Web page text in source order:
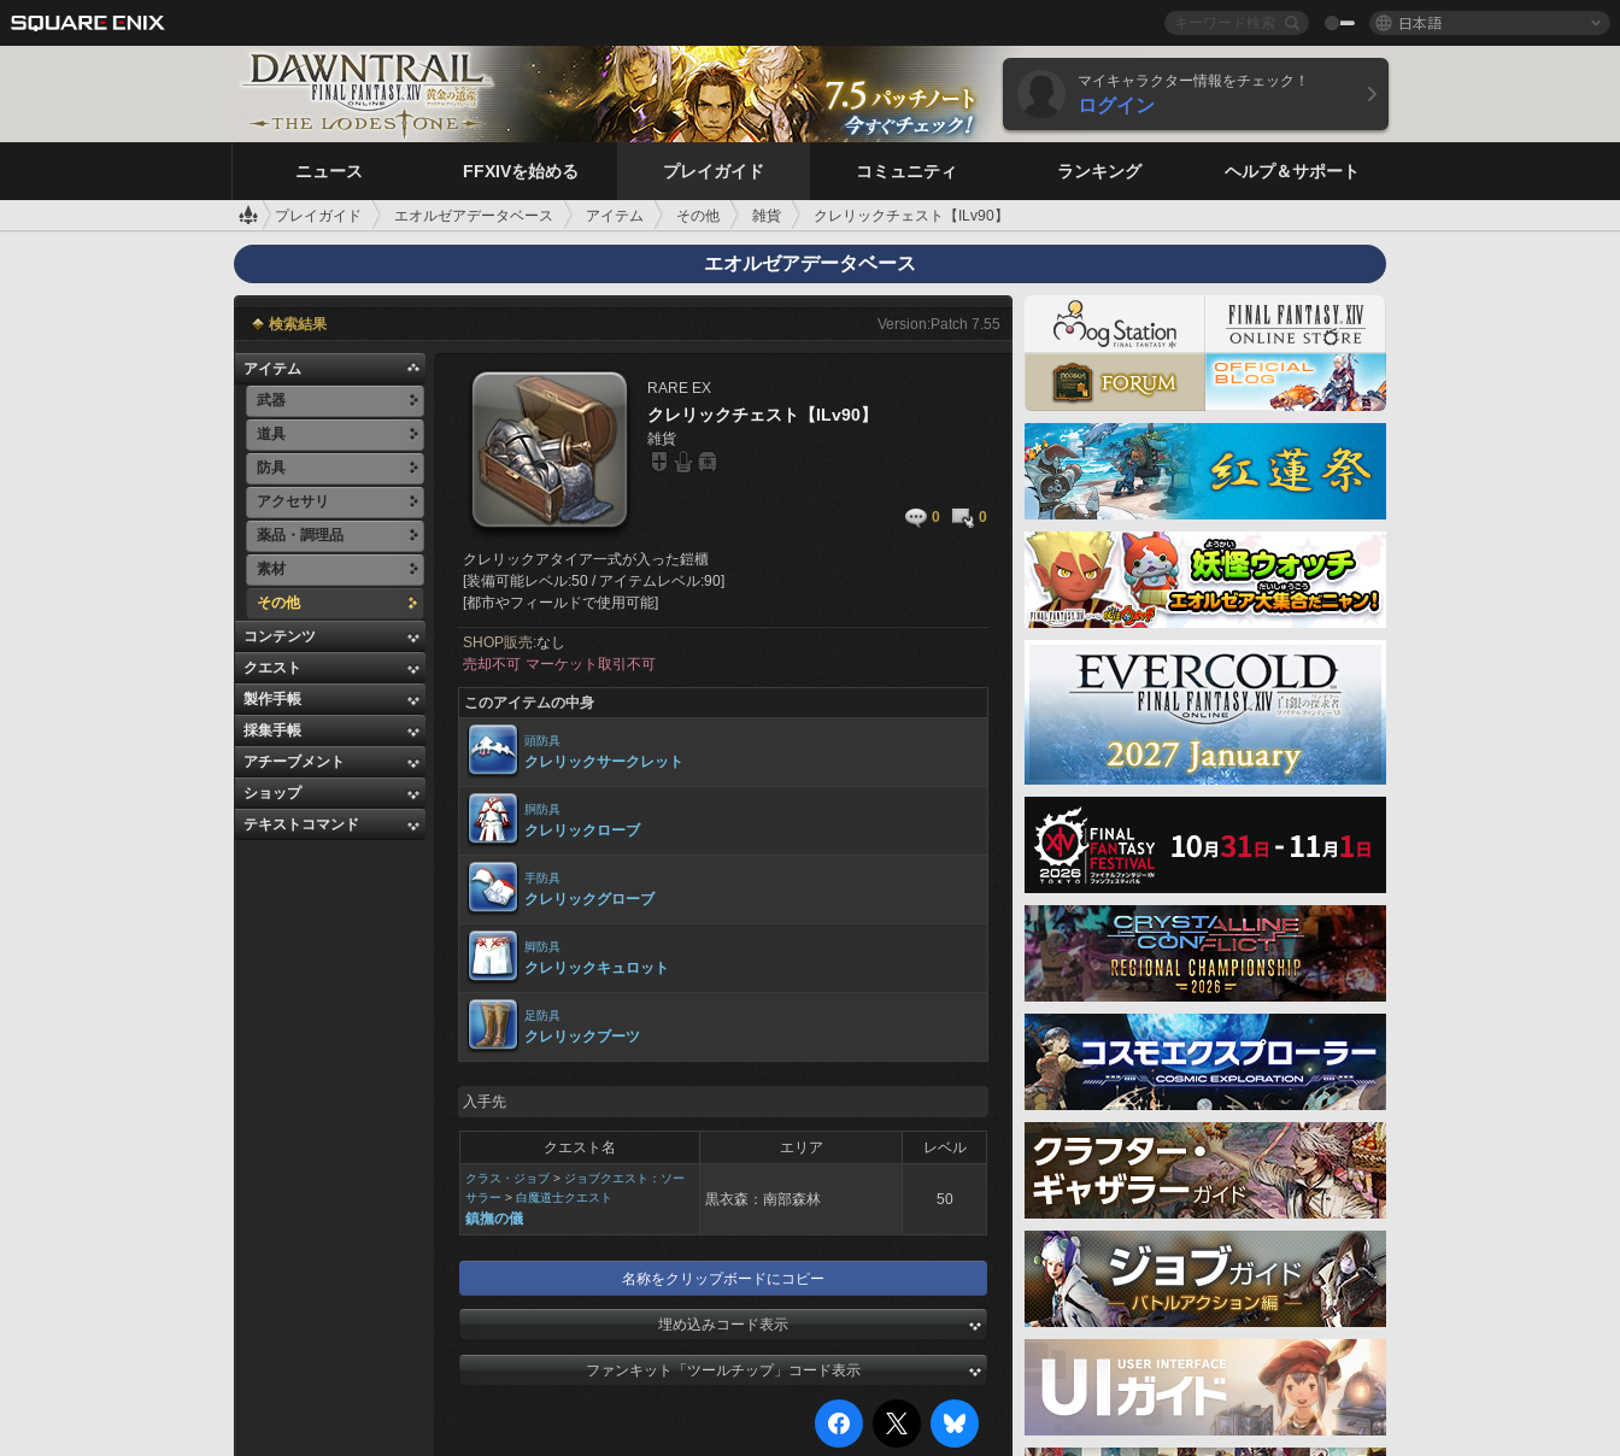
日本語
マイキャラクター情報をチェック！
ログイン
ニュース FFXIVを始める プレイガイド コミュニティ ランキング ヘルプ＆サポート
プレイガイド エオルゼアデータベース アイテム その他 雑貨 クレリックチェスト【ILv90】
エオルゼアデータベース
検索結果 Version:Patch 7.55
アイテム
武器
道具
防具
アクセサリ
薬品・調理品
素材
その他
コンテンツ
クエスト
製作手帳
採集手帳
アチーブメント
ショップ
テキストコマンド
RARE EX
クレリックチェスト【ILv90】
雑貨
0 0
クレリックアタイア一式が入った鎧櫃
[装備可能レベル:50 / アイテムレベル:90]
[都市やフィールドで使用可能]
SHOP販売:なし
売却不可 マーケット取引不可
このアイテムの中身
頭防具
クレリックサークレット
胴防具
クレリックローブ
手防具
クレリックグローブ
脚防具
クレリックキュロット
足防具
クレリックブーツ
入手先
クエスト名 エリア レベル
クラス・ジョブ > ジョブクエスト：ソー
サラー > 白魔道士クエスト
鎮撫の儀
黒衣森：南部森林 50
名称をクリップボードにコピー
埋め込みコード表示
ファンキット「ツールチップ」コード表示